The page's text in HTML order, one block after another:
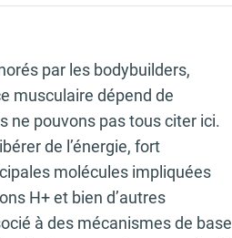
par les bodybuilders,
musculaire dépend de
ne pouvons pas tous citer ici.
de l’énergie, fort
molécules impliquées
H+ et bien d’autres
à des mécanismes de base